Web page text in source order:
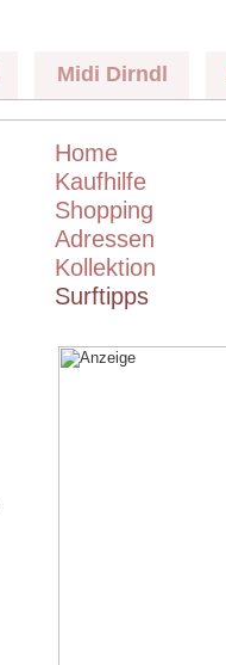
Midi Dirndl
Home
Kaufhilfe
Shopping
Adressen
Kollektion
Surftipps